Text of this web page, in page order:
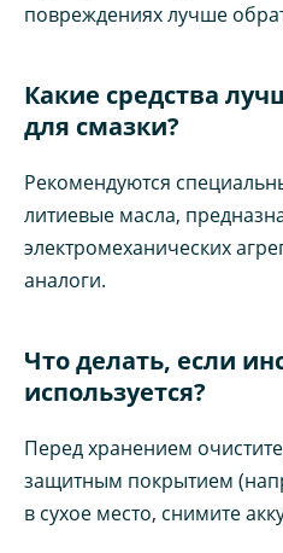
повреждениях лучше
Какие средства
для смазки?
Рекомендуются
литиевые масла,
электромеханических
аналоги.
Что делать, если
используется?
Перед хранением
защитным покрытием
в сухое место, снимите